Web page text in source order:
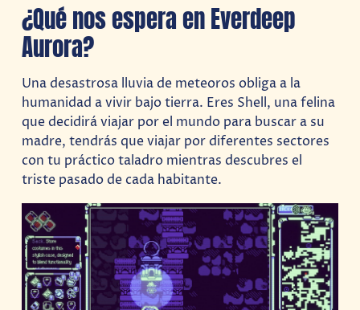
¿Qué nos espera en Everdeep
Aurora?
Una desastrosa lluvia de meteoros obliga a la
humanidad a vivir bajo tierra. Eres Shell, una felina
que decidirá viajar por el mundo para buscar a su
madre, tendrás que viajar por diferentes sectores
con tu práctico taladro mientras descubres el
triste pasado de cada habitante.